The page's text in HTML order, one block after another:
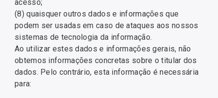
acesso;
(8) quaisquer outros dados e informações que
podem ser usadas em caso de ataques aos nossos
sistemas de tecnologia da informação.
Ao utilizar estes dados e informações gerais, não
obtemos informações concretas sobre o titular dos
dados. Pelo contrário, esta informação é necessária
para: